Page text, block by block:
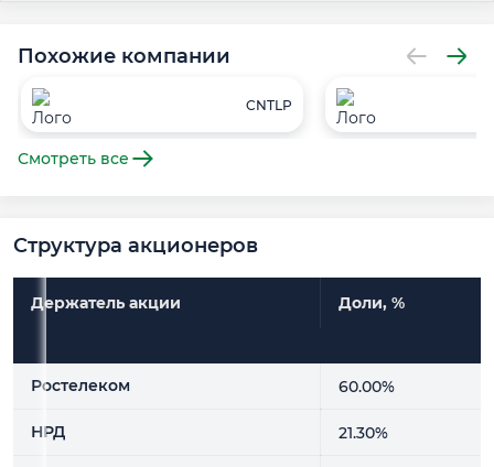
Похожие компании
CNTLP
Смотреть все
Структура акционеров
Держатель акции Доли, %
Ростелеком
60.00%
НРД 21.30%